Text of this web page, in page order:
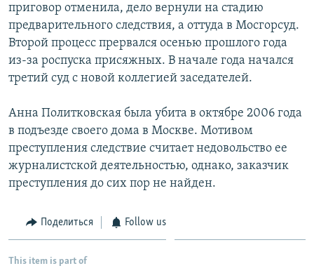
приговор отменила, дело вернули на стадию
предварительного следствия, а оттуда в Мосгорсуд.
Второй процесс прервался осенью прошлого года
из-за роспуска присяжных. В начале года начался
третий суд с новой коллегией заседателей.
Анна Политковская была убита в октябре 2006 года
в подъезде своего дома в Москве. Мотивом
преступления следствие считает недовольство ее
журналистской деятельностью, однако, заказчик
преступления до сих пор не найден.
Поделиться Follow us
This item is part of